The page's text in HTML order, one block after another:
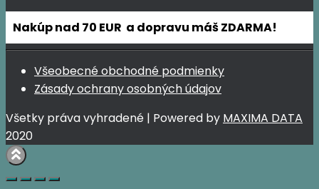
Nakúp nad 70 EUR a dopravu máš ZDARMA!
Všeobecné obchodné podmienky
Zásady ochrany osobných údajov
Všetky práva vyhradené | Powered by MAXIMA DATA
2020